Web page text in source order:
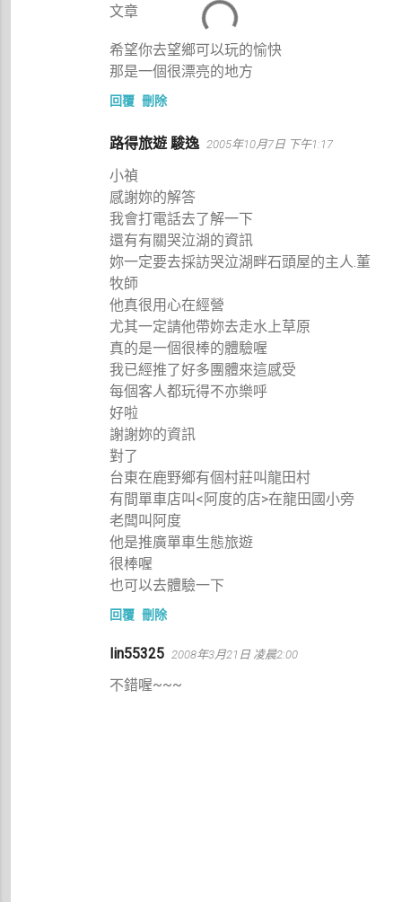
文章
希望你去望鄉可以玩的愉快
那是一個很漂亮的地方
回覆 刪除
路得旅遊 駿逸 2005年10月7日 下午1:17
小禎
感謝妳的解答
我會打電話去了解一下
還有有關哭泣湖的資訊
妳一定要去採訪哭泣湖畔石頭屋的主人.董
牧師
他真很用心在經營
尤其一定請他帶妳去走水上草原
真的是一個很棒的體驗喔
我已經推了好多團體來這感受
每個客人都玩得不亦樂呼
好啦
謝謝妳的資訊
對了
台東在鹿野鄉有個村莊叫龍田村
有間單車店叫<阿度的店>在龍田國小旁
老闆叫阿度
他是推廣單車生態旅遊
很棒喔
也可以去體驗一下
回覆 刪除
lin55325 2008年3月21日 凌晨2:00
不錯喔~~~